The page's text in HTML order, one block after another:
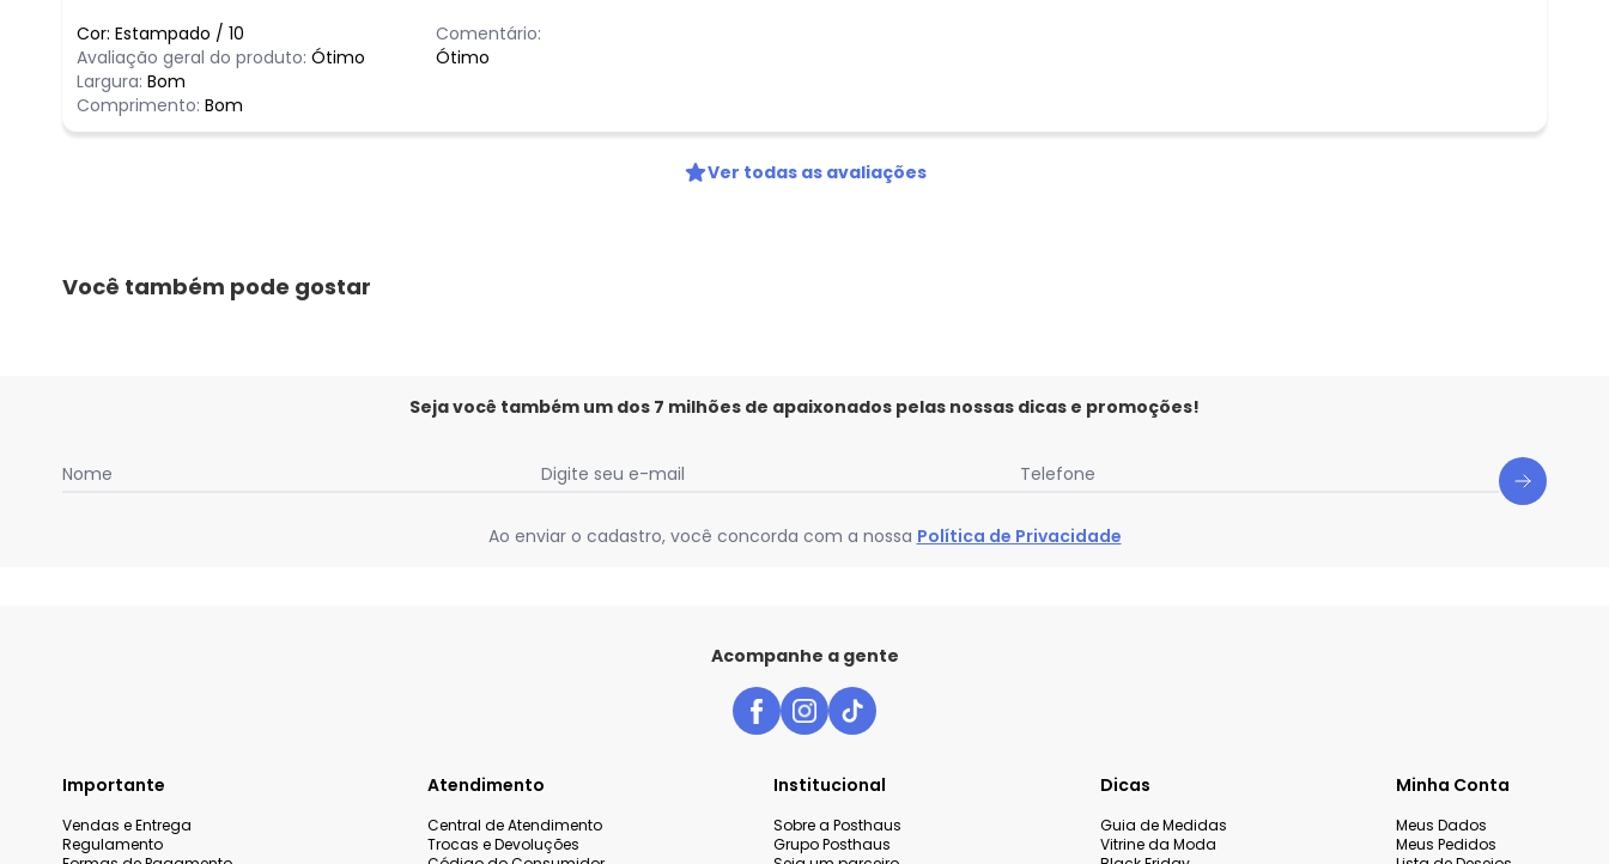
Cor: Estampado / 10
Avaliação geral do produto: Ótimo
Largura: Bom
Comprimento: Bom
Comentário:
Ótimo
Ver todas as avaliações
Você também pode gostar
Seja você também um dos 7 milhões de apaixonados pelas nossas dicas e promoções!
Nome Digite seu e-mail Telefone
Ao enviar o cadastro, você concorda com a nossa Política de Privacidade
Acompanhe a gente
Importante
Vendas e Entrega
Regulamento
Atendimento
Central de Atendimento
Trocas e Devoluções
Institucional
Sobre a Posthaus
Grupo Posthaus
Dicas
Guia de Medidas
Vitrine da Moda
Minha Conta
Meus Dados
Meus Pedidos